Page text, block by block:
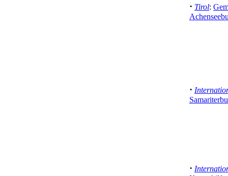
· Tirol:
·
·